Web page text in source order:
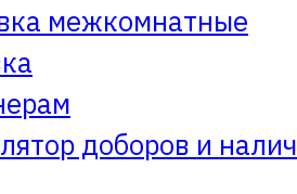
межкомнатные
доборов и